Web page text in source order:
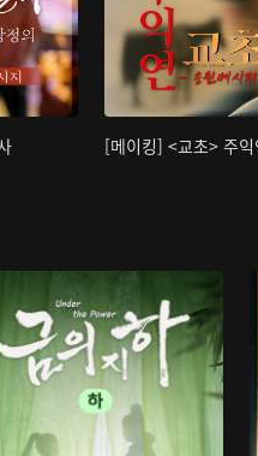
[메이킹] <교초> 주